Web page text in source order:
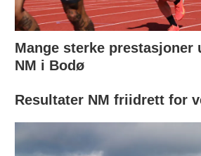
Mange sterke prestasjoner
NM i Bodø
Resultater NM friidrett for